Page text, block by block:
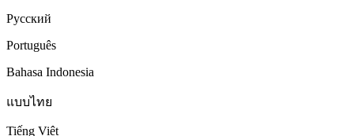
Русский
Português
Bahasa Indonesia
แบบไทย
Tiếng Việt